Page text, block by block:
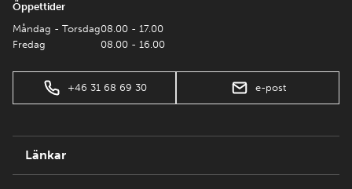
Öppettider
Måndag - Torsdag
Fredag
08.00 - 17.00
08.00 - 16.00
+46 31 68 69 30 e-post
Länkar